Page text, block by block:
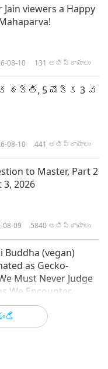
సంతోషం మరియు
యుద్ధాన్ని
ప్రపంచాన్ని
viewers a Happy
08-10 131 అభిప్రాయాలు
శక్తి, 5 యొక్క 3 వ
08-10 441 అభిప్రాయాలు
to Master, Part 2
3, 2026
08-09 5840 అభిప్రాయాలు
Buddha (vegan)
as Gecko-
Must Never Judge
We Encounter
08-09 741